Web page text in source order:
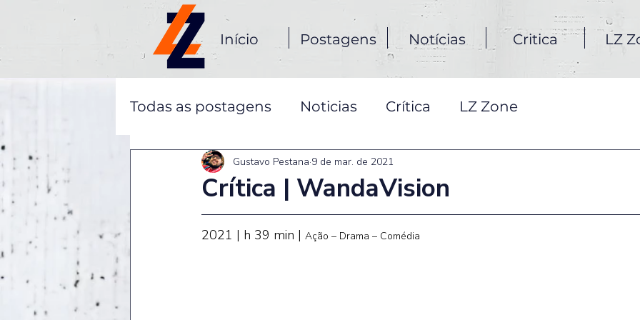
Início Postagens Notícias Critica LZ
Todas as postagens Noticias Crítica LZ Zone
Crítica | WandaVision
Gustavo Pestana 9 de mar. de 2021
2021 | h 39 min | Ação – Drama – Comédia